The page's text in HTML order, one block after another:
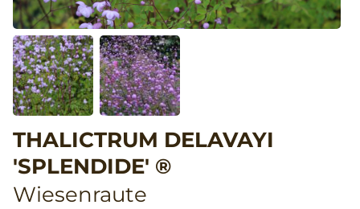
THALICTRUM DELAVAYI
'SPLENDIDE' ®
Wiesenraute